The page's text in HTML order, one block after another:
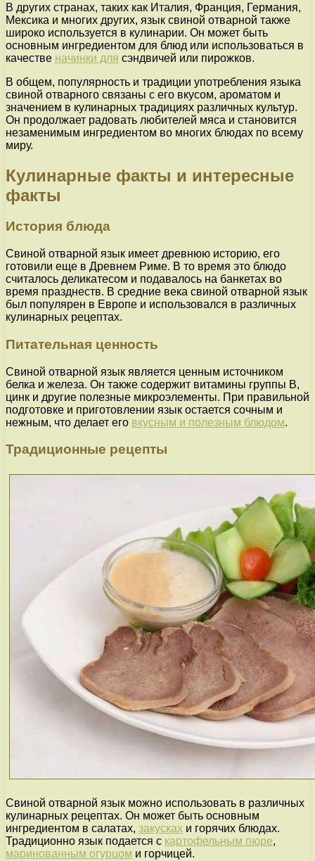
В других странах, таких как Италия, Франция, Германия,
Мексика и многих других, язык свиной отварной также
широко используется в кулинарии. Он может быть
основным ингредиентом для блюд или использоваться в
качестве начинки для сэндвичей или пирожков.
В общем, популярность и традиции употребления языка
свиной отварного связаны с его вкусом, ароматом и
значением в кулинарных традициях различных культур.
Он продолжает радовать любителей мяса и становится
незаменимым ингредиентом во многих блюдах по всему
миру.
Кулинарные факты и интересные
факты
История блюда
Свиной отварной язык имеет древнюю историю, его
готовили еще в Древнем Риме. В то время это блюдо
считалось деликатесом и подавалось на банкетах во
время празднеств. В средние века свиной отварной язык
был популярен в Европе и использовался в различных
кулинарных рецептах.
Питательная ценность
Свиной отварной язык является ценным источником
белка и железа. Он также содержит витамины группы В,
цинк и другие полезные микроэлементы. При правильной
подготовке и приготовлении язык остается сочным и
нежным, что делает его вкусным и полезным блюдом.
Традиционные рецепты
Свиной отварной язык можно использовать в различных
кулинарных рецептах. Он может быть основным
ингредиентом в салатах, закусках и горячих блюдах.
Традиционно язык подается с картофельным пюре,
маринованным огурцом и горчицей.